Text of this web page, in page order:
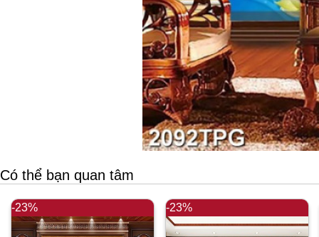
Có thể bạn quan tâm
-23% -23%